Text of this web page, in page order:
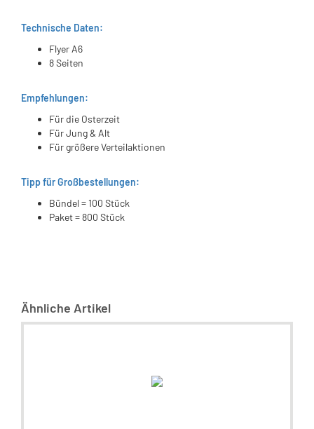
Technische Daten:
Flyer A6
8 Seiten
Empfehlungen:
Für die Osterzeit
Für Jung & Alt
Für größere Verteilaktionen
Tipp für Großbestellungen:
Bündel = 100 Stück
Paket = 800 Stück
Ähnliche Artikel